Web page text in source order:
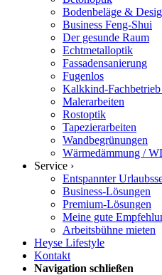
Bodenbeläge &
Business Feng-Shui
Der gesunde Raum
Echtmetalloptik
Fassadensanierung
Fugenlos
Kalkkind-
Malerarbeiten
Rostoptik
Tapezierarbeiten
Wandbegrünungen
Wärmedämmung /
Service ›
Entspannter
Business-Lösungen
Premium-Lösungen
Meine gute
Arbeitsbühne mieten
Heyse Lifestyle
Kontakt
Navigation schließen